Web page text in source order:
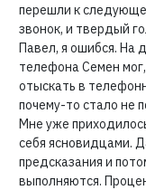
перешли к
звонок, и твердый
Павел, я ошибся. На
телефона Семен
отыскать в
почему-то стало не
Мне уже
себя ясновидцами.
предсказания и
выполняются.